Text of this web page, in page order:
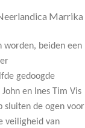
Marrika
worden, beiden een
gedoogde
en Ines Tim Vis
sluiten de ogen voor
veiligheid van